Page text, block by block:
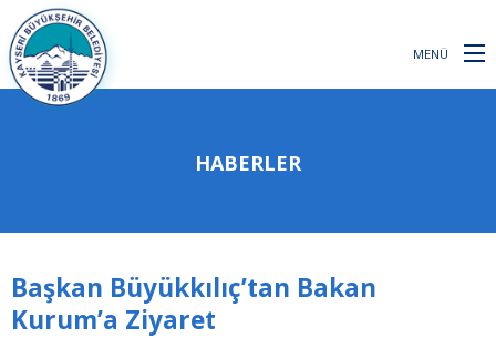
MENÜ
HABERLER
Başkan Büyükkılıç’tan Bakan
Kurum’a Ziyaret